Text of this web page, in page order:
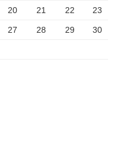
20 21 22 23
27 28 29 30